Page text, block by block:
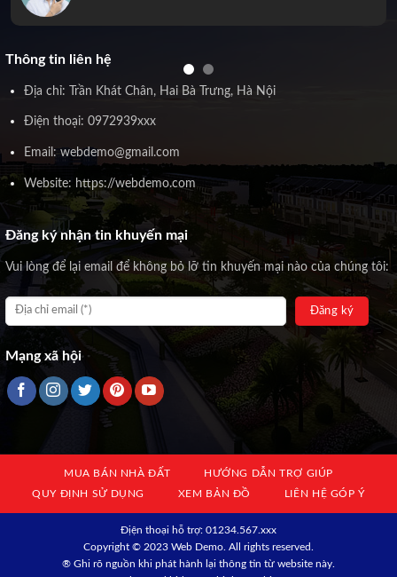
Thông tin liên hệ
Địa chỉ: Trần Khát Chân, Hai Bà Trưng, Hà Nội
Điện thoại: 0972939xxx
Email: webdemo@gmail.com
Website: https://webdemo.com
Đăng ký nhận tin khuyến mại
Vui lòng để lại email để không bỏ lỡ tin khuyến mại nào của chúng tôi:
Mạng xã hội
MUA BÁN NHÀ ĐẤT
HƯỚNG DẪN TRỢ GIÚP
QUY ĐỊNH SỬ DỤNG
XEM BẢN ĐỒ LIÊN HỆ GÓP Ý
Địện thoại hỗ trợ: 01234.567.xxx
Copyright © 2023 Web Demo. All rights reserved.
® Ghi rõ nguồn khi phát hành lại thông tin từ website này.